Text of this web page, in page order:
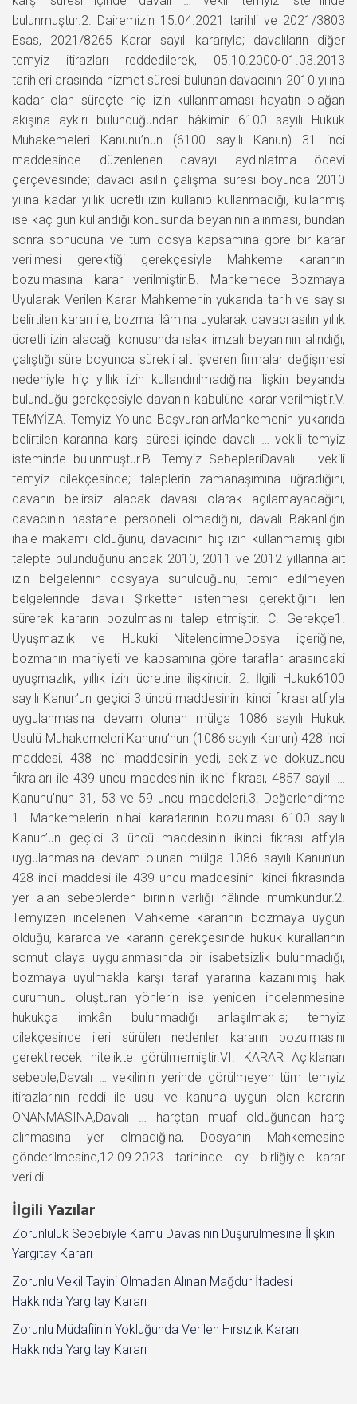
bulunmuştur.2. Dairemizin 15.04.2021 tarihli ve 2021/3803
Esas, 2021/8265 Karar sayılı kararıyla; davalıların diğer
temyiz itirazları reddedilerek, 05.10.2000-01.03.2013
tarihleri arasında hizmet süresi bulunan davacının 2010 yılına
kadar olan süreçte hiç izin kullanmaması hayatın olağan
akışına aykırı bulunduğundan hâkimin 6100 sayılı Hukuk
Muhakemeleri Kanunu’nun (6100 sayılı Kanun) 31 inci
maddesinde düzenlenen davayı aydınlatma ödevi
çerçevesinde; davacı asılın çalışma süresi boyunca 2010
yılına kadar yıllık ücretli izin kullanıp kullanmadığı, kullanmış
ise kaç gün kullandığı konusunda beyanının alınması, bundan
sonra sonucuna ve tüm dosya kapsamına göre bir karar
verilmesi gerektiği gerekçesiyle Mahkeme kararının
bozulmasına karar verilmiştir.B. Mahkemece Bozmaya
Uyularak Verilen Karar Mahkemenin yukarıda tarih ve sayısı
belirtilen kararı ile; bozma ilâmına uyularak davacı asılın yıllık
ücretli izin alacağı konusunda ıslak imzalı beyanının alındığı,
çalıştığı süre boyunca sürekli alt işveren firmalar değişmesi
nedeniyle hiç yıllık izin kullandırılmadığına ilişkin beyanda
bulunduğu gerekçesiyle davanın kabulüne karar verilmiştir.V.
TEMYİZA. Temyiz Yoluna BaşvuranlarMahkemenin yukarıda
belirtilen kararına karşı süresi içinde davalı … vekili temyiz
isteminde bulunmuştur.B. Temyiz SebepleriDavalı … vekili
temyiz dilekçesinde; taleplerin zamanaşımına uğradığını,
davanın belirsiz alacak davası olarak açılamayacağını,
davacının hastane personeli olmadığını, davalı Bakanlığın
ihale makamı olduğunu, davacının hiç izin kullanmamış gibi
talepte bulunduğunu ancak 2010, 2011 ve 2012 yıllarına ait
izin belgelerinin dosyaya sunulduğunu, temin edilmeyen
belgelerinde davalı Şirketten istenmesi gerektiğini ileri
sürerek kararın bozulmasını talep etmiştir. C. Gerekçe1.
Uyuşmazlık ve Hukuki NitelendirmeDosya içeriğine,
bozmanın mahiyeti ve kapsamına göre taraflar arasındaki
uyuşmazlık; yıllık izin ücretine ilişkindir. 2. İlgili Hukuk6100
sayılı Kanun’un geçici 3 üncü maddesinin ikinci fıkrası atfıyla
uygulanmasına devam olunan mülga 1086 sayılı Hukuk
Usulü Muhakemeleri Kanunu’nun (1086 sayılı Kanun) 428 inci
maddesi, 438 inci maddesinin yedi, sekiz ve dokuzuncu
fıkraları ile 439 uncu maddesinin ikinci fıkrası, 4857 sayılı …
Kanunu’nun 31, 53 ve 59 uncu maddeleri.3. Değerlendirme
1. Mahkemelerin nihai kararlarının bozulması 6100 sayılı
Kanun’un geçici 3 üncü maddesinin ikinci fıkrası atfıyla
uygulanmasına devam olunan mülga 1086 sayılı Kanun’un
428 inci maddesi ile 439 uncu maddesinin ikinci fıkrasında
yer alan sebeplerden birinin varlığı hâlinde mümkündür.2.
Temyizen incelenen Mahkeme kararının bozmaya uygun
olduğu, kararda ve kararın gerekçesinde hukuk kurallarının
somut olaya uygulanmasında bir isabetsizlik bulunmadığı,
bozmaya uyulmakla karşı taraf yararına kazanılmış hak
durumunu oluşturan yönlerin ise yeniden incelenmesine
hukukça imkân bulunmadığı anlaşılmakla; temyiz
dilekçesinde ileri sürülen nedenler kararın bozulmasını
gerektirecek nitelikte görülmemiştir.VI. KARAR Açıklanan
sebeple;Davalı … vekilinin yerinde görülmeyen tüm temyiz
itirazlarının reddi ile usul ve kanuna uygun olan kararın
ONANMASINA,Davalı … harçtan muaf olduğundan harç
alınmasına yer olmadığına, Dosyanın Mahkemesine
gönderilmesine,12.09.2023 tarihinde oy birliğiyle karar
verildi.
İlgili Yazılar
Zorunluluk Sebebiyle Kamu Davasının Düşürülmesine İlişkin
Yargıtay Kararı
Zorunlu Vekil Tayini Olmadan Alınan Mağdur İfadesi
Hakkında Yargıtay Kararı
Zorunlu Müdafiinin Yokluğunda Verilen Hırsızlık Kararı
Hakkında Yargıtay Kararı